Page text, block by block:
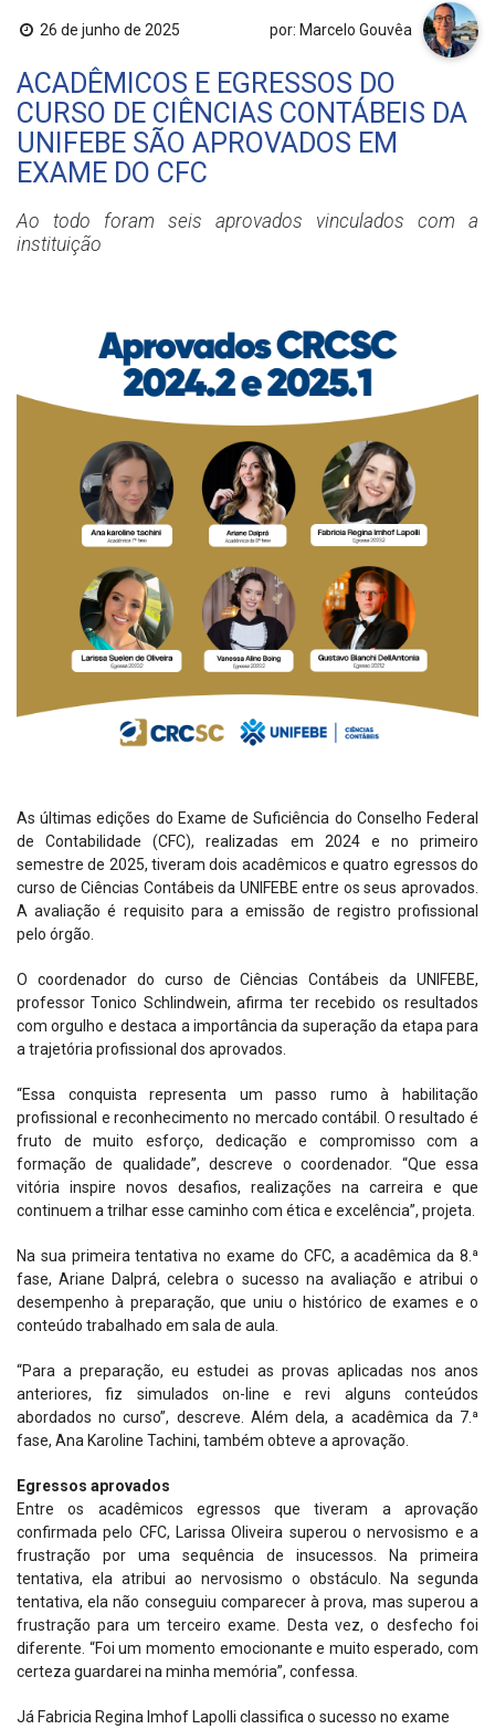
26 de junho de 2025 por: Marcelo Gouvêa
ACADÊMICOS E EGRESSOS DO
CURSO DE CIÊNCIAS CONTÁBEIS DA
UNIFEBE SÃO APROVADOS EM
EXAME DO CFC
Ao todo foram seis aprovados vinculados com a
instituição
As últimas edições do Exame de Suficiência do Conselho Federal
de Contabilidade (CFC), realizadas em 2024 e no primeiro
semestre de 2025, tiveram dois acadêmicos e quatro egressos do
curso de Ciências Contábeis da UNIFEBE entre os seus aprovados.
A avaliação é requisito para a emissão de registro profissional
pelo órgão.
O coordenador do curso de Ciências Contábeis da UNIFEBE,
professor Tonico Schlindwein, afirma ter recebido os resultados
com orgulho e destaca a importância da superação da etapa para
a trajetória profissional dos aprovados.
“Essa conquista representa um passo rumo à habilitação
profissional e reconhecimento no mercado contábil. O resultado é
fruto de muito esforço, dedicação e compromisso com a
formação de qualidade”, descreve o coordenador. “Que essa
vitória inspire novos desafios, realizações na carreira e que
continuem a trilhar esse caminho com ética e excelência”, projeta.
Na sua primeira tentativa no exame do CFC, a acadêmica da 8.ª
fase, Ariane Dalprá, celebra o sucesso na avaliação e atribui o
desempenho à preparação, que uniu o histórico de exames e o
conteúdo trabalhado em sala de aula.
“Para a preparação, eu estudei as provas aplicadas nos anos
anteriores, fiz simulados on-line e revi alguns conteúdos
abordados no curso”, descreve. Além dela, a acadêmica da 7.ª
fase, Ana Karoline Tachini, também obteve a aprovação.
Egressos aprovados
Entre os acadêmicos egressos que tiveram a aprovação
confirmada pelo CFC, Larissa Oliveira superou o nervosismo e a
frustração por uma sequência de insucessos. Na primeira
tentativa, ela atribui ao nervosismo o obstáculo. Na segunda
tentativa, ela não conseguiu comparecer à prova, mas superou a
frustração para um terceiro exame. Desta vez, o desfecho foi
diferente. “Foi um momento emocionante e muito esperado, com
certeza guardarei na minha memória”, confessa.
Já Fabricia Regina Imhof Lapolli classifica o sucesso no exame